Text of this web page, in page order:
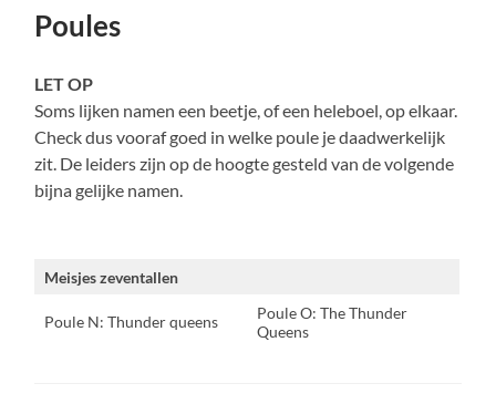
Poules
LET OP
Soms lijken namen een beetje, of een heleboel, op elkaar.
Check dus vooraf goed in welke poule je daadwerkelijk
zit. De leiders zijn op de hoogte gesteld van de volgende
bijna gelijke namen.
Meisjes zeventallen
Poule N: Thunder queens
Poule O: The Thunder
Queens